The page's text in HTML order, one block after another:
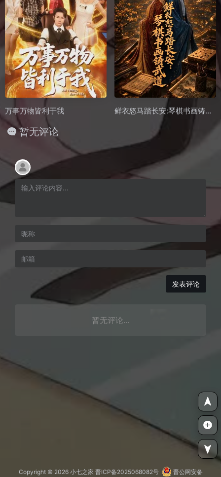
万事万物皆利于我 鲜衣怒马踏长安:琴棋书画铸武道
暂无评论
发表评论
暂无评论...
Copyright © 2026 小七之家 晋ICP备2025068082号 晋公网安备